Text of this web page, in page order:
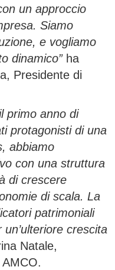
un approccio
Siamo
e vogliamo
dinamico” ha
Presidente di
primo anno di
protagonisti di una
abbiamo
con una struttura
di crescere
di scala. La
patrimoniali
crescita
Natale,